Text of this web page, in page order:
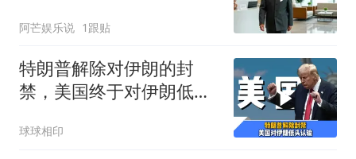
阿芒娱乐说 1跟贴
特朗普解除对伊朗的封
禁，美国终于对伊朗低头
球球相印